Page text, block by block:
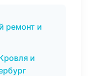
ремонт и
и